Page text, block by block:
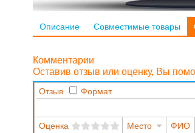
Описание Совместимые товары
Комментарии
Оставив отзыв или оценку, Вы
Отзыв Формат
Оценка Место ФИО